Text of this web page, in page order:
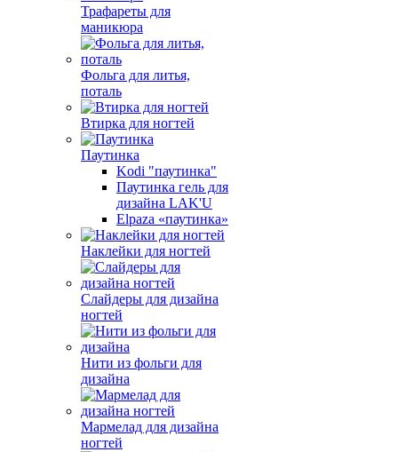
Трафареты для
маникюра
Фольга для литья,
поталь
Втирка для ногтей
Паутинка
Kodi "паутинка"
Паутинка гель для
дизайна LAK'U
Elpaza «паутинка»
Наклейки для ногтей
Слайдеры для дизайна
ногтей
Нити из фольги для
дизайна
Мармелад для дизайна
ногтей